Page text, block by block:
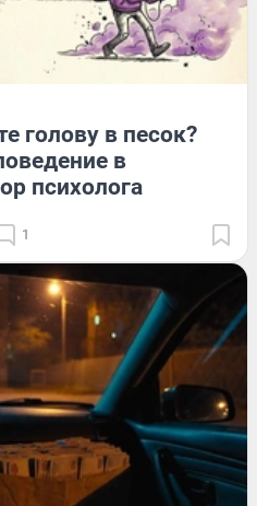
голову в песок?
в
психолога
1